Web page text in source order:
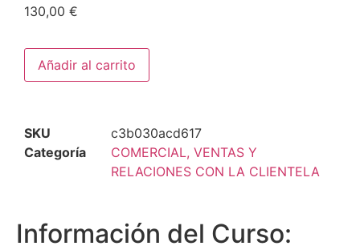
130,00 €
Añadir al carrito
SKU
c3b030acd617
Categoría
COMERCIAL, VENTAS Y
RELACIONES CON LA CLIENTELA
Información del Curso: